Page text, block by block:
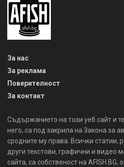
За нас
За реклама
Поверителност
За контакт
Съдържанието на този уеб сайт и
него, са под закрила на Закона за
сродните му права. Всички статии,
други текстови, графични и видео
сайта, са собственост на AFISH.BG,